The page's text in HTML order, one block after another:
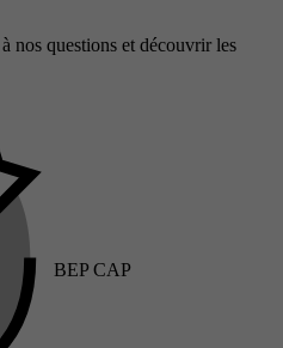
nos questions et découvrir les
BEP CAP